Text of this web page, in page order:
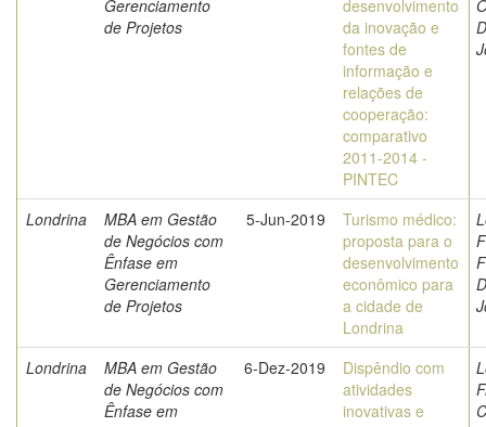
Gerenciamento
de Projetos
desenvolvimento
da inovação e
fontes de
informação e
relações de
cooperação:
comparativo
2011-2014 -
PINTEC
Londrina
MBA em Gestão
de Negócios com
Ênfase em
Gerenciamento
de Projetos
5-Jun-2019
Turismo médico:
proposta para o
desenvolvimento
econômico para
a cidade de
Londrina
Londrina
MBA em Gestão
de Negócios com
Ênfase em
6-Dez-2019
Dispêndio com
atividades
inovativas e